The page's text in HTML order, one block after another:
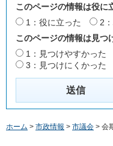
このページの情報は役に
1：役に立った
2
このページの情報は見つ
1：見つけやすかった
3：見つけにくかった
ホーム > 市政情報 > 市議会 > 会